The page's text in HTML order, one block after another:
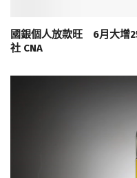
國銀個人放款旺 6月大增
社 CNA